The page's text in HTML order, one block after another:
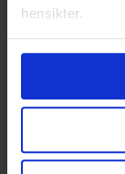
hensikter.
Hvis du gir oss
Sea to Summit
Resultatet er basert
72